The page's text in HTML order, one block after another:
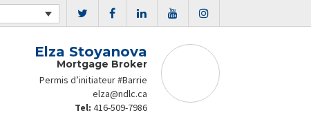
Elza Stoyanova
Mortgage Broker
Permis d’initiateur #Barrie
elza@ndlc.ca
Tel: 416-509-7986